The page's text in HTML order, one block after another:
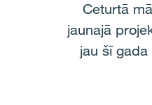
Ceturtā
jaunajā
jau šī